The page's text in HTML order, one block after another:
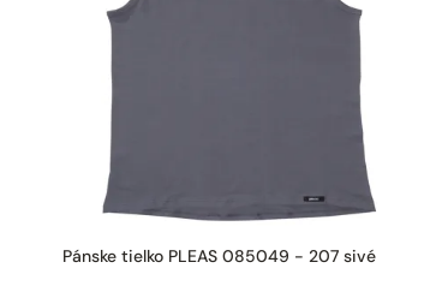
Pánske tielko PLEAS 085049 - 207 sivé